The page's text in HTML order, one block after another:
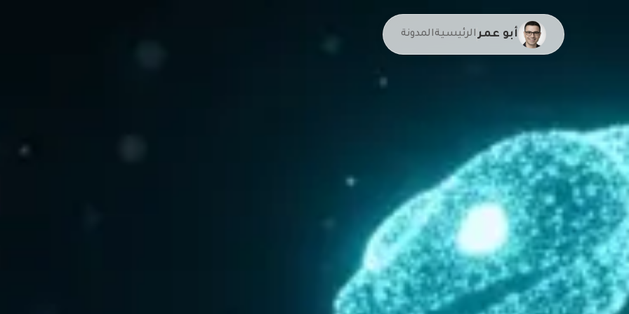
أبو عمرالرئيسيةالمدونة